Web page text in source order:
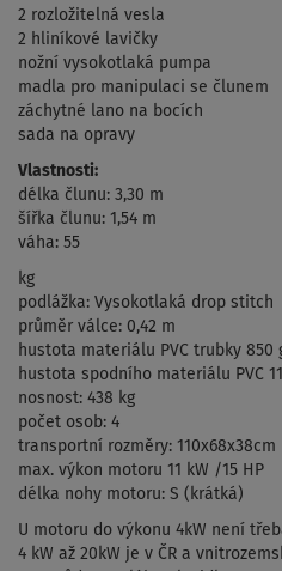
2 rozložitelná vesla
2 hliníkové lavičky
nožní vysokotlaká pumpa
madla pro manipulaci se člunem
záchytné lano na bocích
sada na opravy
Vlastnosti:
délka člunu: 3,30 m
šířka člunu: 1,54 m
váha: 55
kg
podlážka: Vysokotlaká drop stitch
průměr válce: 0,42 m
hustota materiálu PVC trubky 850
hustota spodního materiálu PVC
nosnost: 438 kg
počet osob: 4
transportní rozměry: 110x68x38cm
max. výkon motoru 11 kW /15 HP
délka nohy motoru: S (krátká)
U motoru do výkonu 4kW není
4 kW až 20kW je v ČR a